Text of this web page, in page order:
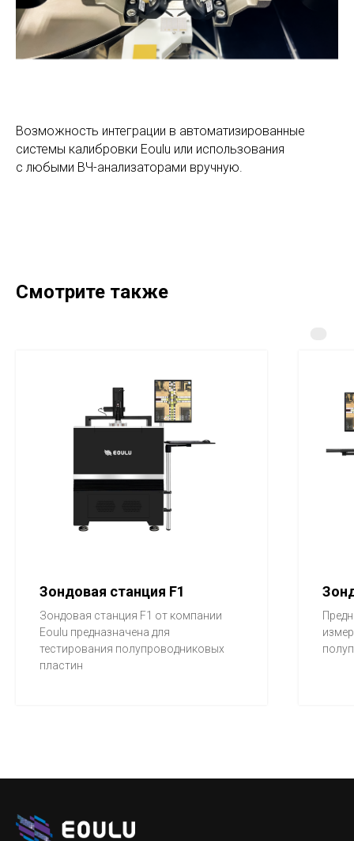
Возможность интеграции в автоматизированные
системы калибровки Eoulu или использования
с любыми ВЧ-анализаторами вручную.
Смотрите также
Зондовая станция F1
Зондовая станция F1 от компании
Eoulu предназначена для
тестирования полупроводниковых
пластин